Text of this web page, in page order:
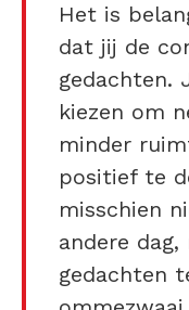
Het is
dat jij de
gedachten.
kiezen om
minder
positief te
misschien
andere
gedachten